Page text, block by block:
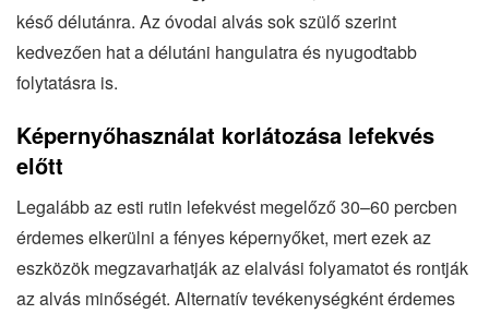
késő délutánra. Az óvodai alvás sok szülő szerint
kedvezően hat a délutáni hangulatra és nyugodtabb
folytatásra is.
Képernyőhasználat korlátozása lefekvés
előtt
Legalább az esti rutin lefekvést megelőző 30–60 percben
érdemes elkerülni a fényes képernyőket, mert ezek az
eszközök megzavarhatják az elalvási folyamatot és rontják
az alvás minőségét. Alternatív tevékenységként érdemes